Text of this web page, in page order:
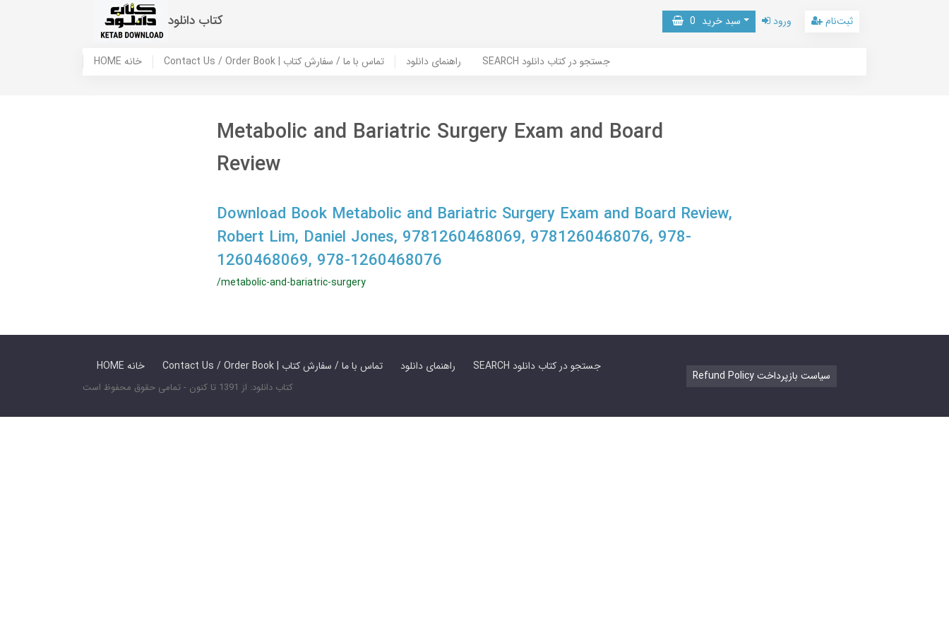
کتاب دانلود سبد خرید 0 ورود ثبت‌نام
HOME خانه Contact Us / Order Book | تماس با ما / سفارش کتاب راهنمای دانلود SEARCH جستجو در کتاب دانلود
Metabolic and Bariatric Surgery Exam and Board
Review
Download Book Metabolic and Bariatric Surgery Exam and Board Review,
Robert Lim, Daniel Jones, 9781260468069, 9781260468076, 978-
1260468069, 978-1260468076
/metabolic-and-bariatric-surgery
HOME خانه Contact Us / Order Book | تماس با ما / سفارش کتاب راهنمای دانلود SEARCH جستجو در کتاب دانلود
کتاب دانلود: از 1391 تا کنون - تمامی حقوق محفوظ است
Refund Policy سیاست بازپرداخت